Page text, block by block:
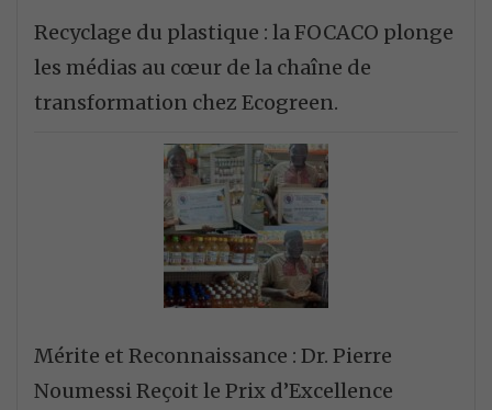
Recyclage du plastique : la FOCACO plonge
les médias au cœur de la chaîne de
transformation chez Ecogreen.
Mérite et Reconnaissance : Dr. Pierre
Noumessi Reçoit le Prix d’Excellence